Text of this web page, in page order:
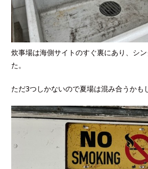
炊事場は海側サイトのすぐ裏にあり、シ
た。
ただ3つしかないので夏場は混み合うかも